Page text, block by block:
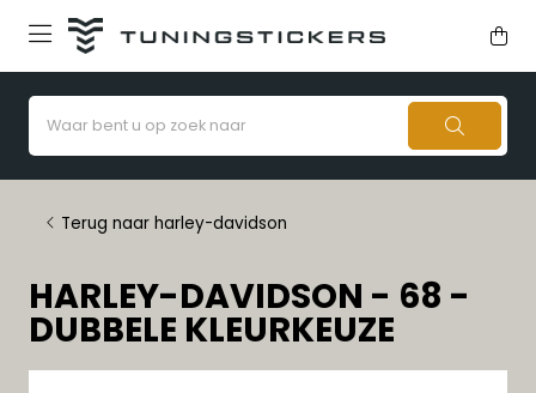
Terug naar harley-davidson
HARLEY-DAVIDSON - 68 -
DUBBELE KLEURKEUZE